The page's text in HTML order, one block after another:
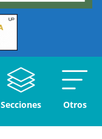
Secciones Otros